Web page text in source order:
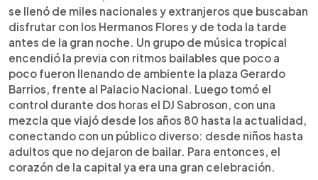
Salvador reunió a miles de salvadoreños y
extranjeros en una fiesta musical liderada por los
Hermanos Flores. La jornada inició con música
tropical y un set del DJ Sabroson que animó al
público durante horas. Al salir al escenario, la
orquesta desató euforia con clásicos como
“Arriba El Salvador” y “Enfermera”. Hubo
momentos emotivos, como el homenaje a su
hermana Gloria, y guiños internacionales con “Luna
de Xelajú”. La noche cerró entre ovaciones,
reafirmando el cariño del público y anticipando su
próxima presentación en Coachella.
se llenó de miles nacionales y extranjeros que buscaban
disfrutar con los Hermanos Flores y de toda la tarde
antes de la gran noche. Un grupo de música tropical
encendió la previa con ritmos bailables que poco a
poco fueron llenando de ambiente la plaza Gerardo
Barrios, frente al Palacio Nacional. Luego tomó el
control durante dos horas el DJ Sabroson, con una
mezcla que viajó desde los años 80 hasta la actualidad,
conectando con un público diverso: desde niños hasta
adultos que no dejaron de bailar. Para entonces, el
corazón de la capital ya era una gran celebración.